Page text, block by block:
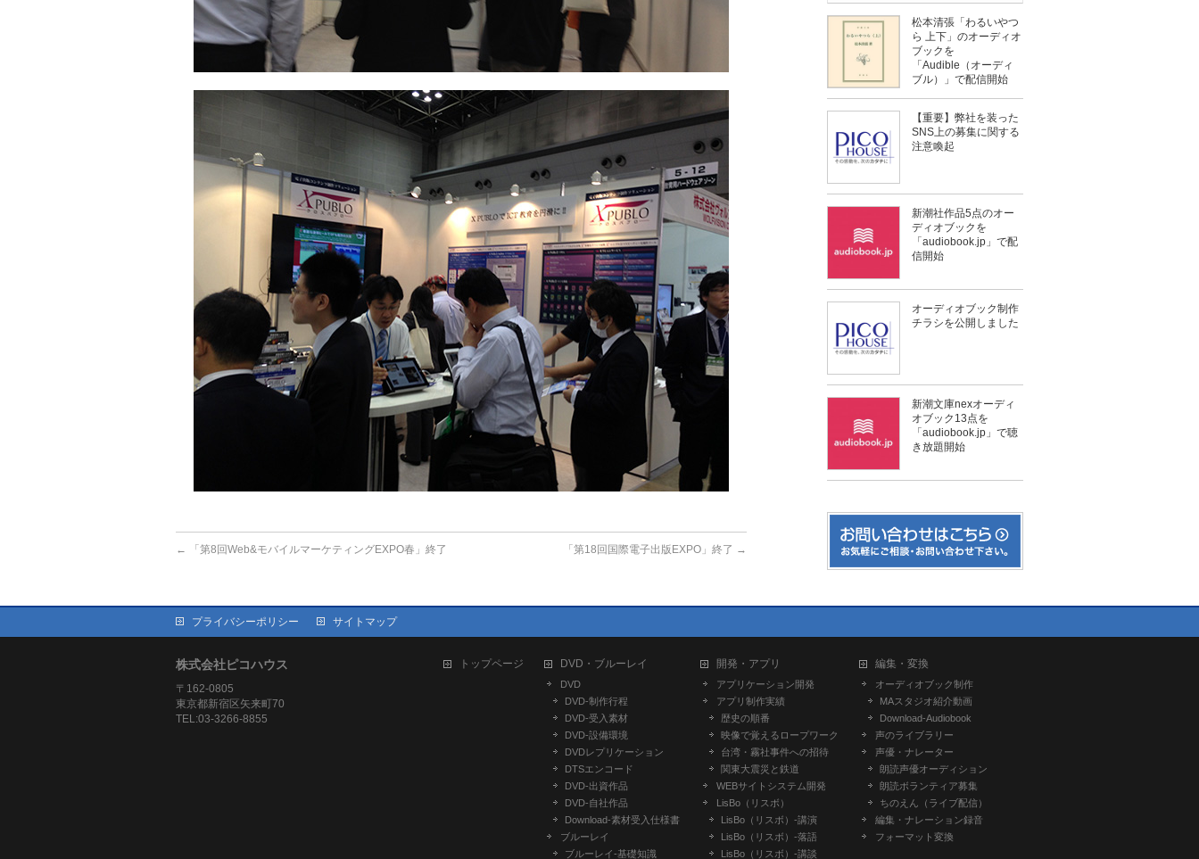
← 「第8回Web&モバイルマーケティングEXPO春」終了 「第18回国際電子出版EXPO」終了 →
松本清張「わるいやつ
ら 上下」のオーディオ
ブックを
「Audible（オーディ
ブル）」で配信開始
【重要】弊社を装った
SNS上の募集に関する
注意喚起
新潮社作品5点のオー
ディオブックを
「audiobook.jp」で配
信開始
オーディオブック制作
チラシを公開しました
新潮文庫nexオーディ
オブック13点を
「audiobook.jp」で聴
き放題開始
プライバシーポリシー サイトマップ
株式会社ピコハウス
〒162-0805
東京都新宿区矢来町70
TEL:03-3266-8855
トップページ DVD・ブルーレイ
DVD
DVD-制作行程
DVD-受入素材
DVD-設備環境
DVDレプリケーション
DTSエンコード
DVD-出資作品
DVD-自社作品
​Download-素材受入仕様書
ブルーレイ
ブルーレイ-基礎知識
開発・アプリ
アプリケーション開発
アプリ制作実績
歴史の順番
映像で覚えるロープワーク
台湾・霧社事件への招待
関東大震災と鉄道
WEBサイトシステム開発
LisBo（リスボ）
LisBo（リスボ）-講演
LisBo（リスボ）-落語
LisBo（リスボ）-講談
編集・変換
オーディオブック制作
MAスタジオ紹介動画
Download-Audiobook
声のライブラリー
声優・ナレーター
朗読声優オーディション
朗読ボランティア募集
ちのえん（ライブ配信）
編集・ナレーション録音
フォーマット変換